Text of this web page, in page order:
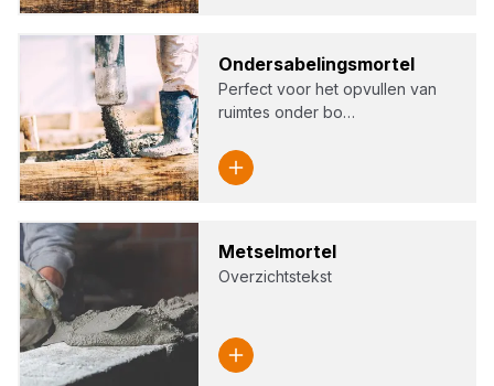
Onders­a­be­lings­mor­tel
Perfect voor het opvullen van
ruimtes onder bo…
Met­sel­m­or­tel
Overzichtstekst